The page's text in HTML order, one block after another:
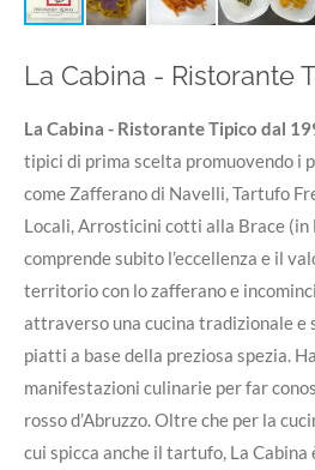
La Cabina - Ristorante
La Cabina - Ristorante Tipico dal
tipici di prima scelta promuovendo
come Zafferano di Navelli, Tartufo
Locali, Arrosticini cotti alla Brace (in
comprende subito l’eccellenza e il
territorio con lo zafferano e
attraverso una cucina tradizionale e
piatti a base della preziosa spezia.
manifestazioni culinarie per far
rosso d’Abruzzo. Oltre che per la
cui spicca anche il tartufo, La Cabina